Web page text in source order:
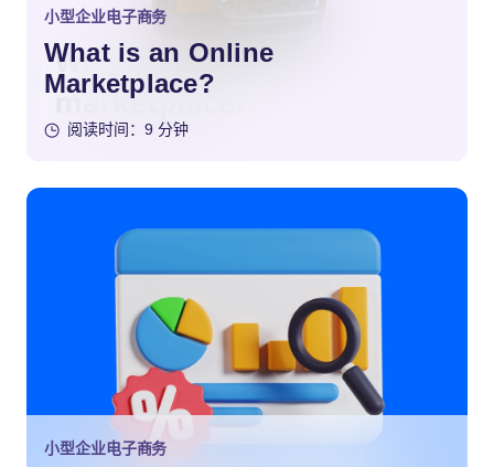
小型企业电子商务
What is an Online
Marketplace?
阅读时间：9 分钟
小型企业电子商务